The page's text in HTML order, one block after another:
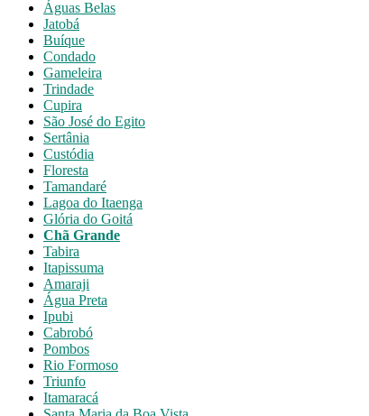
Águas Belas
Jatobá
Buíque
Condado
Gameleira
Trindade
Cupira
São José do Egito
Sertânia
Custódia
Floresta
Tamandaré
Lagoa do Itaenga
Glória do Goitá
Chã Grande
Tabira
Itapissuma
Amaraji
Água Preta
Ipubi
Cabrobó
Pombos
Rio Formoso
Triunfo
Itamaracá